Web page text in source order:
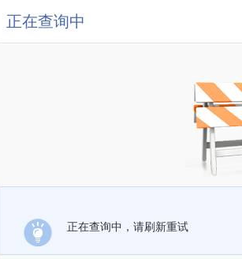
正在查询中
正在查询中，请刷新重试